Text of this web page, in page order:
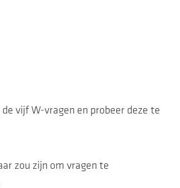
vijf W-vragen en probeer deze te
zou zijn om vragen te